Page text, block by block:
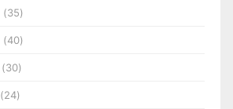
(35)
(40)
(30)
(24)